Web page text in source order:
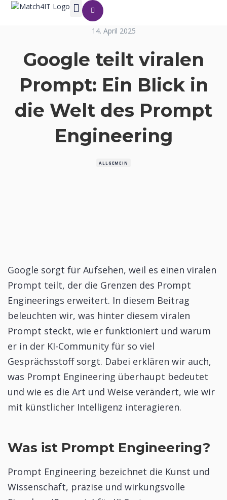
14. April 2025
Google teilt viralen
Prompt: Ein Blick in
die Welt des Prompt
Engineering
ALLGEMEIN
Google sorgt für Aufsehen, weil es einen viralen
Prompt teilt, der die Grenzen des Prompt
Engineerings erweitert. In diesem Beitrag
beleuchten wir, was hinter diesem viralen
Prompt steckt, wie er funktioniert und warum
er in der KI-Community für so viel
Gesprächsstoff sorgt. Dabei erklären wir auch,
was Prompt Engineering überhaupt bedeutet
und wie es die Art und Weise verändert, wie wir
mit künstlicher Intelligenz interagieren.
Was ist Prompt Engineering?
Prompt Engineering bezeichnet die Kunst und
Wissenschaft, präzise und wirkungsvolle